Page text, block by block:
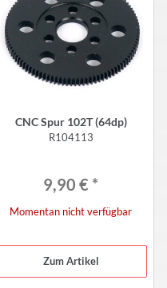
CNC Spur 102T (64dp)
R104113
9,90 € *
Momentan nicht verfügbar
Zum Artikel